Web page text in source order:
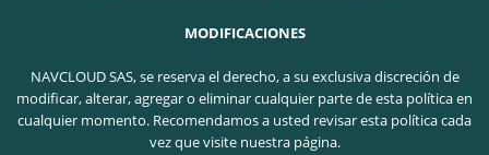
MODIFICACIONES
NAVCLOUD SAS, se reserva el derecho, a su exclusiva discreción de
modificar, alterar, agregar o eliminar cualquier parte de esta política en
cualquier momento. Recomendamos a usted revisar esta política cada
vez que visite nuestra página.